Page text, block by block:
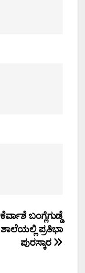
ಕೆರ್ವಾಶೆ ಬಂಗ್ಲೆಗುಡ್ಡೆ
ಶಾಲೆಯಲ್ಲಿ ಪ್ರತಿಭಾ
ಪುರಸ್ಕಾರ